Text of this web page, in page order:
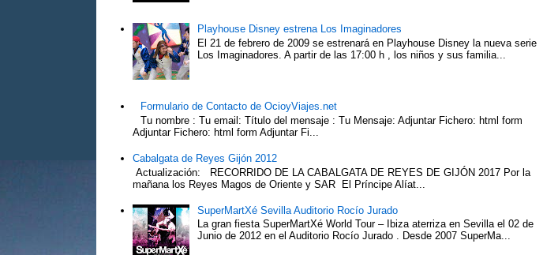
Playhouse Disney estrena Los Imaginadores
El 21 de febrero de 2009 se estrenará en Playhouse Disney la nueva serie
Los Imaginadores. A partir de las 17:00 h , los niños y sus familia...
Formulario de Contacto de OcioyViajes.net
Tu nombre : Tu email: Título del mensaje : Tu Mensaje: Adjuntar Fichero: html form
Adjuntar Fichero: html form Adjuntar Fi...
Cabalgata de Reyes Gijón 2012
Actualización: RECORRIDO DE LA CABALGATA DE REYES DE GIJÓN 2017 Por la
mañana los Reyes Magos de Oriente y SAR El Príncipe Alíat...
SuperMartXé Sevilla Auditorio Rocío Jurado
La gran fiesta SuperMartXé World Tour – Ibiza aterriza en Sevilla el 02 de
Junio de 2012 en el Auditorio Rocío Jurado . Desde 2007 SuperMa...